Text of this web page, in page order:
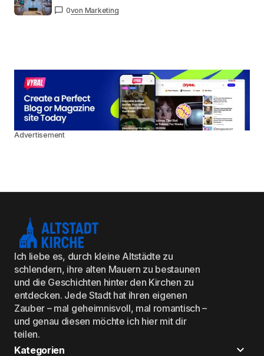
0von Marketing
Advertisement
Ich liebe es, durch kleine Altstädte zu
schlendern, ihre alten Mauern zu bestaunen
und die Geschichten hinter den Kirchen zu
entdecken. Jede Stadt hat ihren eigenen
Zauber – mal geheimnisvoll, mal romantisch –
und genau diesen möchte ich hier mit dir
teilen.
Kategorien